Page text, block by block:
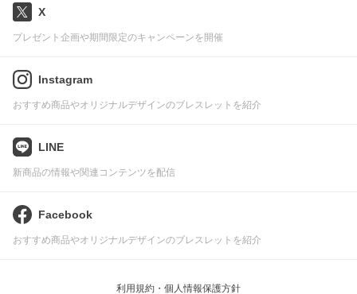
X
プレゼント企画や期間限定のキャンペーンを開催
Instagram
おすすめ商品やオリジナルデザインのブレスレットを紹介
LINE
新商品の情報や関連コンテンツを配信
Facebook
おすすめ商品やオリジナルデザインのブレスレットを紹介
利用規約・個人情報保護方針